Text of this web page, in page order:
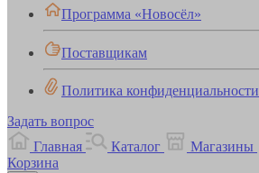
Программа «Новосёл»
Поставщикам
Политика конфиденциальности
Задать вопрос
Главная
Каталог Магазины
Корзина